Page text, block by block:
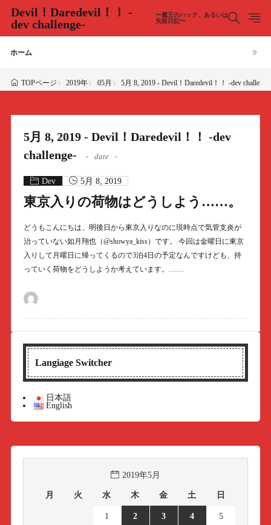
Devil！Daredevil！！ -
dev challenge-
〜魔王のハック、あるいは
失敗日記〜
ホーム
TOPページ 2019年 05月 5月 8, 2019 - Devil！Daredevil！！ -dev
5月 8, 2019 - Devil！Daredevil！！ -dev
challenge-
date
Dev 5月 8, 2019
東京入りの荷物はどうしよう……。
どうもこんにちは、明後日から東京入りなのに現時点で気管支炎が
治っていない如月翔也（@showya_kiss）です。 今回は金曜日に東京
入りして月曜日に帰ってくるので3泊4日の予定なんですけども、持
っていく荷物をどうしようか考えています。……
Langiage Switcher
日本語
English
2019年5月
月 火 水 木 金 土 日
1 2 3 4 5